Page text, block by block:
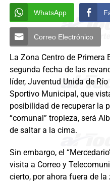
WhatsApp
Correo Electrónico
La Zona Centro de Primera
segunda fecha de las
líder, Juventud Unida de
Sportivo Municipal, que
posibilidad de recuperar la
“comunal” tropieza, será
de saltar a la cima.
Sin embargo, el
visita a Correo y
cierto, por ahora fuera de